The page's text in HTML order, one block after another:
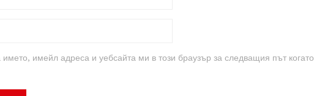
името, имейл адреса и уебсайта ми в този браузър за следващия път когато